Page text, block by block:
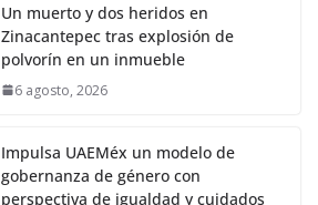
Un muerto y dos heridos en
Zinacantepec tras explosión de
polvorín en un inmueble
6 agosto, 2026
Impulsa UAEMéx un modelo de
gobernanza de género con
perspectiva de igualdad y cuidados